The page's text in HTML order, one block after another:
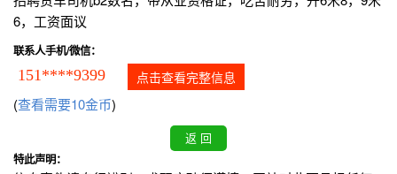
6，工资面议
联系人手机/微信：
151****9399 点击查看完整信息
(查看需要10金币)
特此声明：